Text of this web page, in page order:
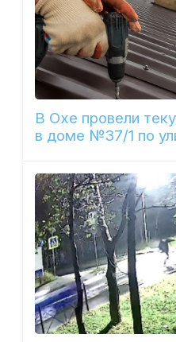
В Охе провели
в доме №37/1 по